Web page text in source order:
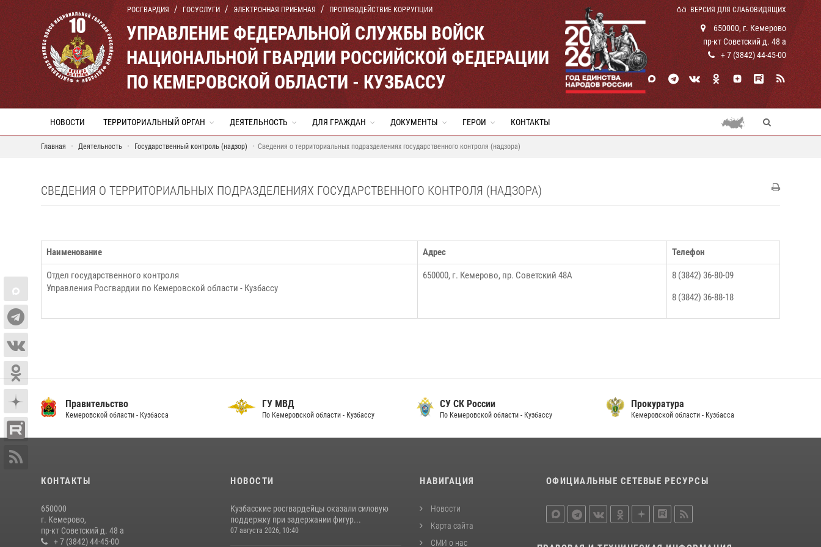
РОСГВАРДИЯ ГОСУСЛУГИ ЭЛЕКТРОННАЯ ПРИЕМНАЯ ПРОТИВОДЕЙСТВИЕ КОРРУПЦИИ ВЕРСИЯ ДЛЯ СЛАБОВИДЯЩИХ
УПРАВЛЕНИЕ ФЕДЕРАЛЬНОЙ СЛУЖБЫ ВОЙСК
НАЦИОНАЛЬНОЙ ГВАРДИИ РОССИЙСКОЙ ФЕДЕРАЦИИ
ПО КЕМЕРОВСКОЙ ОБЛАСТИ - КУЗБАССУ
650000, г. Кемерово
пр-кт Советский д. 48 а
+ 7 (3842) 44-45-00
НОВОСТИ ТЕРРИТОРИАЛЬНЫЙ ОРГАН ДЕЯТЕЛЬНОСТЬ ДЛЯ ГРАЖДАН ДОКУМЕНТЫ ГЕРОИ КОНТАКТЫ
Главная Деятельность Государственный контроль (надзор) Сведения о территориальных подразделениях государственного контроля (надзора)
СВЕДЕНИЯ О ТЕРРИТОРИАЛЬНЫХ ПОДРАЗДЕЛЕНИЯХ ГОСУДАРСТВЕННОГО КОНТРОЛЯ (НАДЗОРА)
Наименование Адрес Телефон
Отдел государственного контроля
Управления Росгвардии по Кемеровской области - Кузбассу
650000, г. Кемерово, пр. Советский 48А
8 (3842) 36-80-09
8 (3842) 36-88-18
Правительство
Кемеровской области - Кузбасса
ГУ МВД
По Кемеровской области - Кузбассу
СУ СК России
По Кемеровской области - Кузбассу
Прокуратура
Кемеровской области - Кузбасса
КОНТАКТЫ
650000
г. Кемерово,
пр-кт Советский д. 48 а
+ 7 (3842) 44-45-00
НОВОСТИ
Кузбасские росгвардейцы оказали силовую
поддержку при задержании фигур...
07 августа 2026, 10:40
НАВИГАЦИЯ
Новости
Карта сайта
СМИ о нас
ОФИЦИАЛЬНЫЕ СЕТЕВЫЕ РЕСУРСЫ